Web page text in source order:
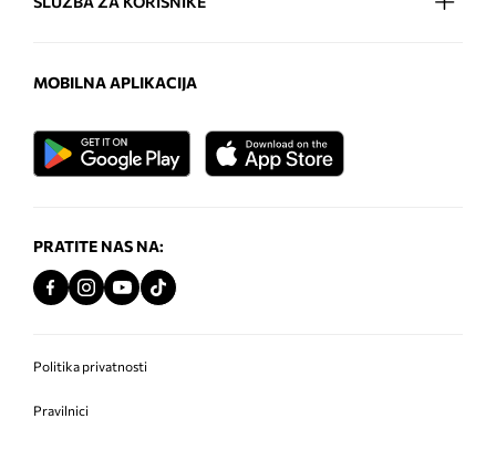
MOBILNA APLIKACIJA
PRATITE NAS NA:
Politika privatnosti
Pravilnici